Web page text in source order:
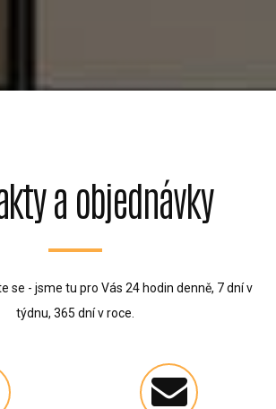
a objednávky
se - jsme tu pro Vás 24 hodin denně, 7 dní v
týdnu, 365 dní v roce.